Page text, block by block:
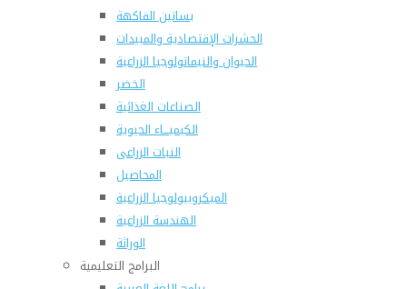
بساتين الفاكهة
الحشرات الإقتصادية والمبيدات
الحيوان والنيماتولوجيا الزراعية
الخضر
الصناعات الغذائية
الكيميـــاء الحيوية
النبات الزراعى
المحاصيل
الميكروبيولوجيا الزراعية
الهندسة الزراعية
الوراثة
البرامج التعليمية